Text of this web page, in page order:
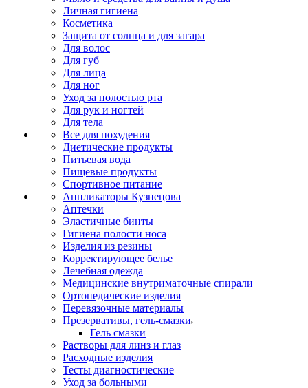
Личная гигиена
Косметика
Защита от солнца и для загара
Для волос
Для губ
Для лица
Для ног
Уход за полостью рта
Для рук и ногтей
Для тела
Все для похудения
Диетические продукты
Питьевая вода
Пищевые продукты
Спортивное питание
Аппликаторы Кузнецова
Аптечки
Эластичные бинты
Гигиена полости носа
Изделия из резины
Корректирующее белье
Лечебная одежда
Медицинские внутриматочные спирали
Ортопедические изделия
Перевязочные материалы
Презервативы, гель-смазки
Гель смазки
Растворы для линз и глаз
Расходные изделия
Тесты диагностические
Уход за больными